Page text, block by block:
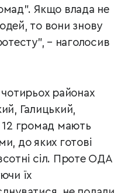
Якщо влада не
то вони знову
– наголосив
районах
Галицький,
12 громад мають
до яких готові
сіл. Проте ОДА
їх